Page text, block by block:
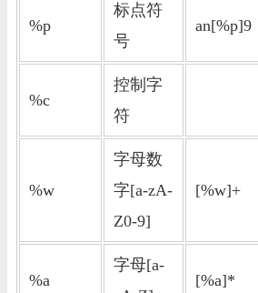
%p
标点符
号
an[%p]9
%c
控制字
符
%w
字母数
字[a-zA-
Z0-9]
[%w]+
%a
字母[a-
[%a]*